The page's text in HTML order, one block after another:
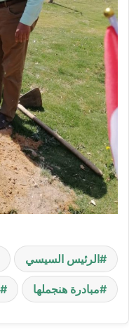
الرئيس السيسي
مبادرة هنجملها